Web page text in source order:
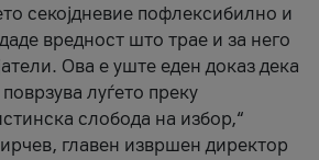
секојдневие пофлексибилно и
вредност што трае и за него
Ова е уште еден доказ дека
луѓето преку
слобода на избор,“
главен извршен директор